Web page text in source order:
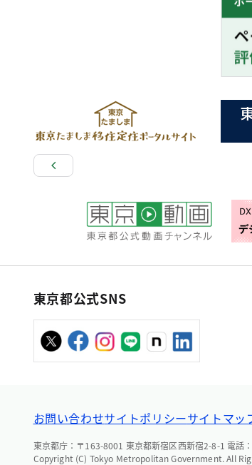
東京都公式SNS
お問い合わせサイトポリシーサイトマッ
東京都庁：〒163-8001 東京都新宿区西新宿2-8-1 電話
Copyright (C) Tokyo Metropolitan Government. All